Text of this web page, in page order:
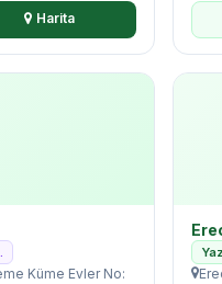
Harita
Küme Evler No: